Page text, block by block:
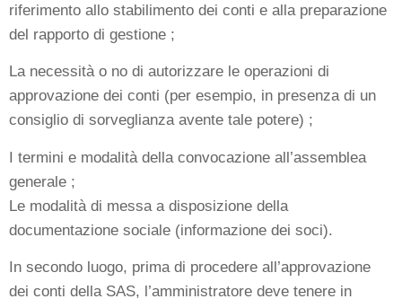
riferimento allo stabilimento dei conti e alla preparazione
del rapporto di gestione ;
La necessità o no di autorizzare le operazioni di
approvazione dei conti (per esempio, in presenza di un
consiglio di sorveglianza avente tale potere) ;
I termini e modalità della convocazione all’assemblea
generale ;
Le modalità di messa a disposizione della
documentazione sociale (informazione dei soci).
In secondo luogo, prima di procedere all’approvazione
dei conti della SAS, l’amministratore deve tenere in